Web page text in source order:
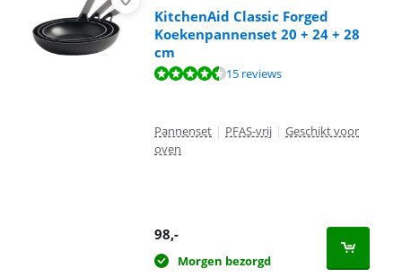
KitchenAid Classic Forged
Koekenpannenset 20 + 24 + 28
cm
Beoordeling is 9,1 van de 10, gebaseerd op 15 reviews.
15 reviews
Pannenset | PFAS-vrij | Geschikt voor
oven
98,-
Morgen bezorgd